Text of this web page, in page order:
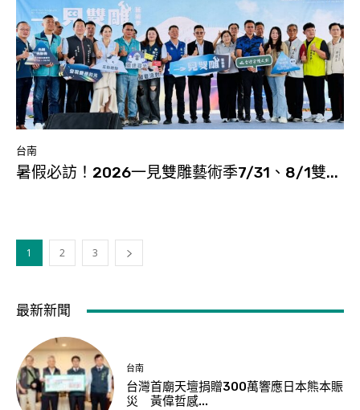
台南
暑假必訪！2026一見雙雕藝術季7/31、8/1雙...
1 2 3
最新新聞
台南
台灣首廟天壇捐贈300萬響應日本熊本賑
災 黃偉哲感...